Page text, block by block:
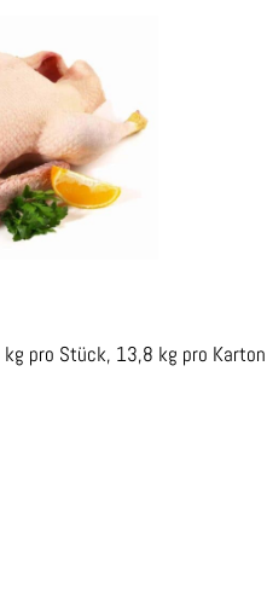
pro Stück, 13,8 kg pro Karton